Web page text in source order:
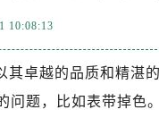
10:08:13
其卓越的品质和精湛
问题，比如表带掉色